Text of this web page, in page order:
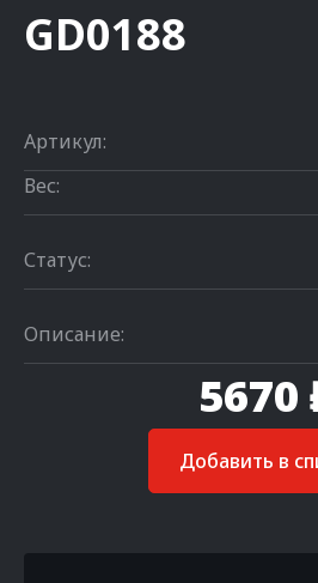
GD0188
Артикул:
Вес:
Статус:
Описание:
5670
Добавить в